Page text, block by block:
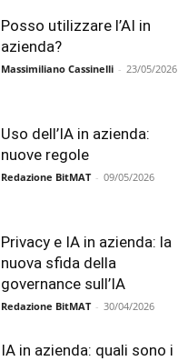
Posso utilizzare l’AI in
azienda?
Massimiliano Cassinelli - 23/05/2026
Uso dell’IA in azienda:
nuove regole
Redazione BitMAT - 09/05/2026
Privacy e IA in azienda: la
nuova sfida della
governance sull’IA
Redazione BitMAT - 30/04/2026
IA in azienda: quali sono i